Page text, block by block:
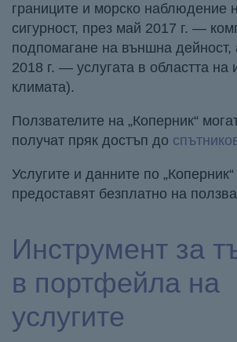
границите и морско наблюдение
сигурност, през май 2017 г. —
подпомагане на външна
2018 г. — услугата в областта на
климата).
Ползвателите на „Коперник“
получат пряк достъп до
Услугите и данните по
предоставят безплатно на
Инструмент за
в портфейла на
услугите